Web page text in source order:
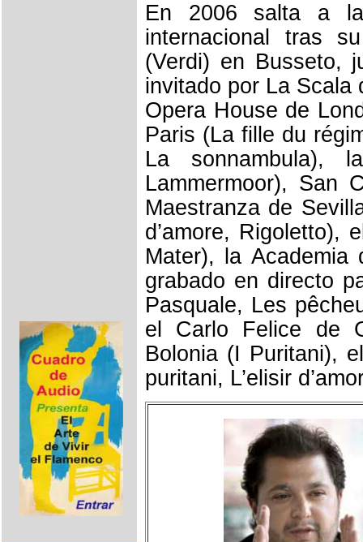
En 2006 salta a
internacional tras
(Verdi) en Busseto,
invitado por La Scala
Opera House de
Paris (La fille du
La sonnambula),
Lammermoor), San
Maestranza de
d’amore, Rigoletto),
Mater), la Academia
grabado en directo
Pasquale, Les
el Carlo Felice de
Bolonia (I Puritani),
puritani, L’elisir